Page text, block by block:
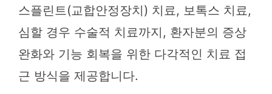
스플린트(교합안정장치) 치료, 보톡스 치료,
심할 경우 수술적 치료까지, 환자분의 증상
완화와 기능 회복을 위한 다각적인 치료 접
근 방식을 제공합니다.